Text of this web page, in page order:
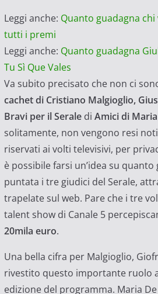
Leggi anche: Quanto guadagna chi
tutti i premi
Leggi anche: Quanto guadagna
Tu Sì Que Vales
Va subito precisato che non ci
cachet di Cristiano Malgioglio,
Bravi per il Seraledi Amici di
solitamente, non vengono resi
riservati ai volti televisivi, per
è possibile farsi un’idea su
puntata i tre giudici del Serale,
trapelate sul web. Pare che i tre
talent show di Canale 5
20mila euro.
Una bella cifra per Malgioglio,
rivestito questo importante ruolo
edizione del programma. Maria